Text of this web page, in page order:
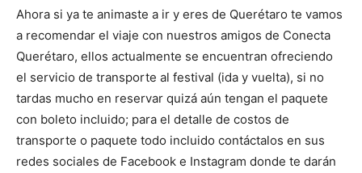
Ahora si ya te animaste a ir y eres de Querétaro te vamos
a recomendar el viaje con nuestros amigos de Conecta
Querétaro, ellos actualmente se encuentran ofreciendo
el servicio de transporte al festival (ida y vuelta), si no
tardas mucho en reservar quizá aún tengan el paquete
con boleto incluido; para el detalle de costos de
transporte o paquete todo incluido contáctalos en sus
redes sociales de Facebook e Instagram donde te darán